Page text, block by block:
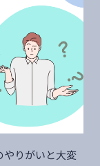
やりがいと大変